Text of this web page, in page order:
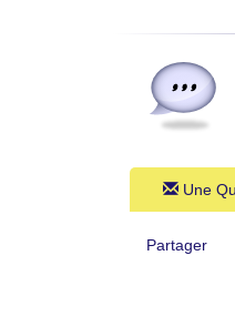
Une
Partager